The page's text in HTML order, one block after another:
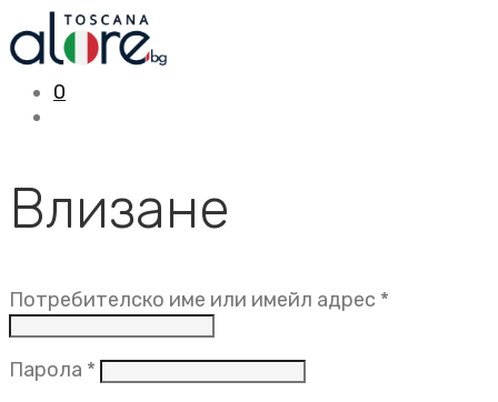
0
Влизане
Потребителско име или имейл адрес *
Парола * Задължително